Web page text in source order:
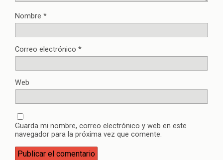
Nombre *
Correo electrónico *
Web
Guarda mi nombre, correo electrónico y web en este
navegador para la próxima vez que comente.